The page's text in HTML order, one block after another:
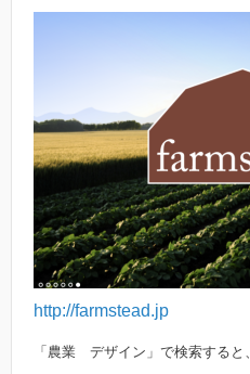
http://farmstead.jp
「農業 デザイン」で検索すると